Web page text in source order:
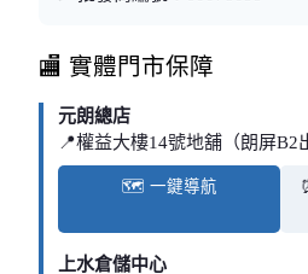
🏬 實體門市保障
元朗總店
📍權益大樓14號地舖（朗屏B2
🗺️ 一鍵導航
上水倉儲中心